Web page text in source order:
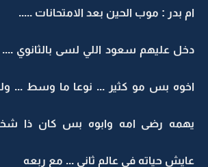
ام بدر : موب الحين بعد الامتحانات .....
دخل عليهم سعود اللي لسى بالثانوي
اخوه بس مو كثير ... نوعا ما وسط ...
يهمه رضى امه وابوه بس كان ذا
عايش حياته في عالم ثاني ... مع ربعه